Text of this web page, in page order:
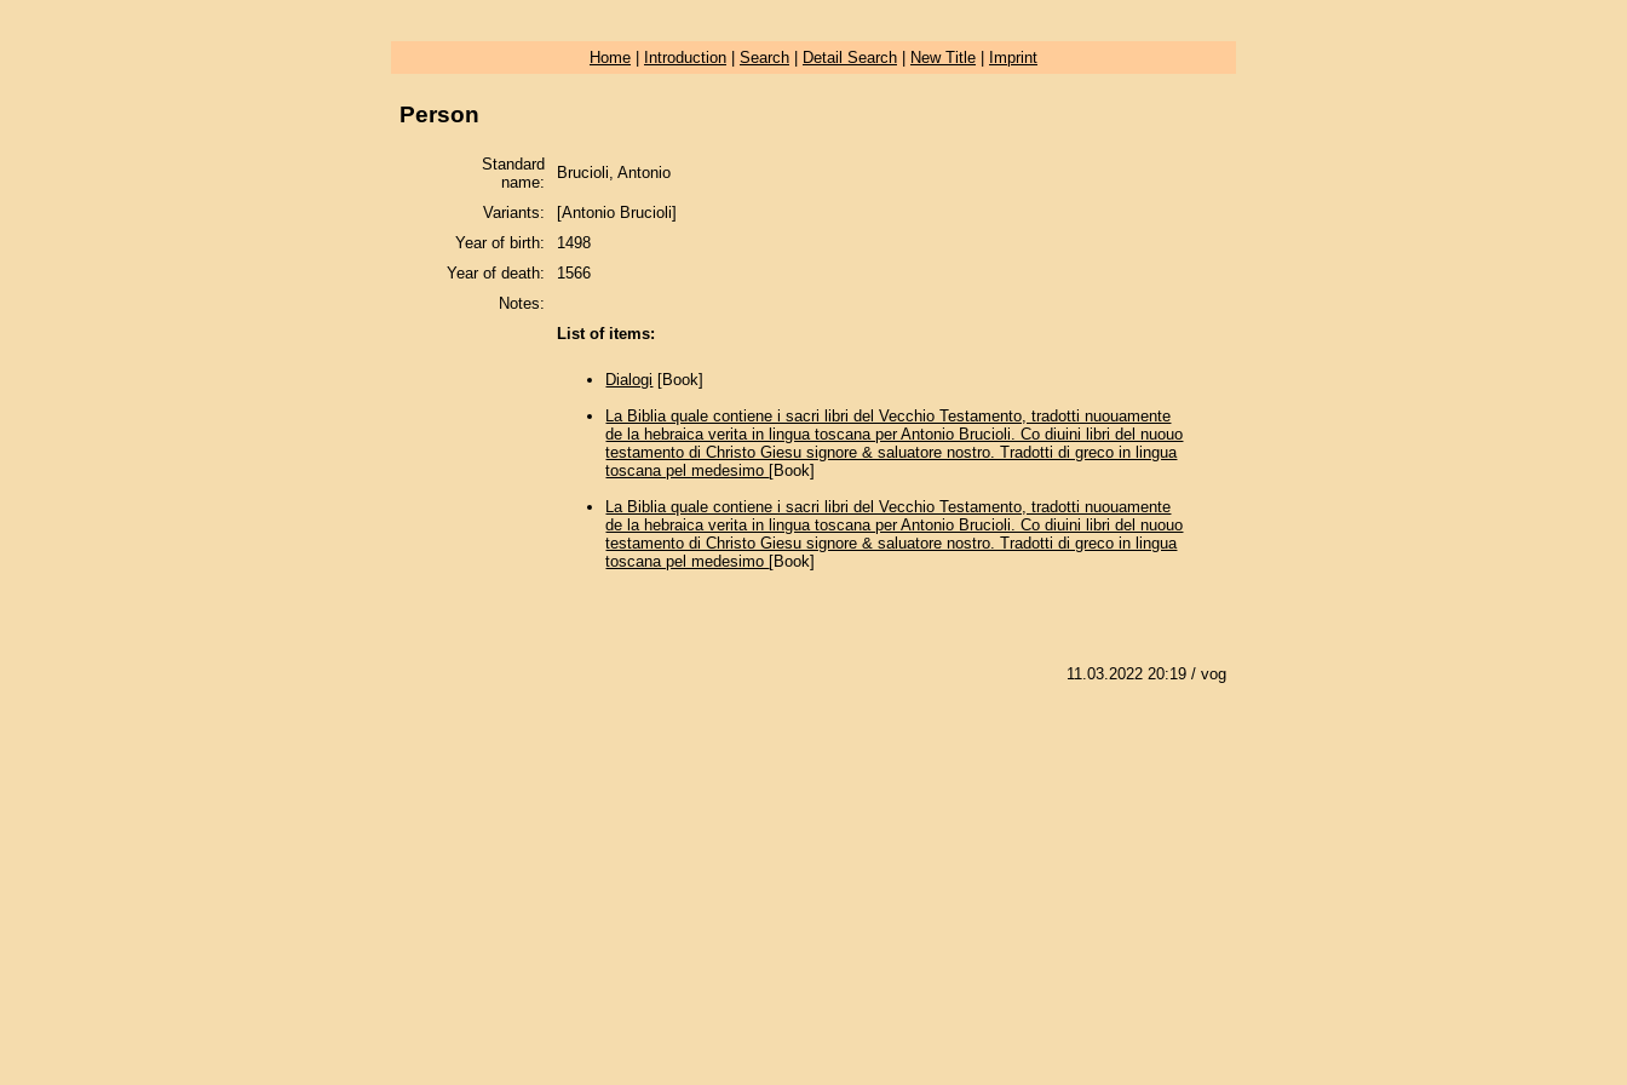
Home| Introduction| Search| Detail Search| New Title| Imprint
Person
Standard
name:
Brucioli, Antonio
Variants:
[Antonio Brucioli]
Year of birth:
1498
Year of death:
1566
Notes:
List of items:
Dialogi [Book]
La Biblia quale contiene i sacri libri del Vecchio Testamento, tradotti nuouamente
de la hebraica verita in lingua toscana per Antonio Brucioli. Co diuini libri del nuouo
testamento di Christo Giesu signore & saluatore nostro. Tradotti di greco in lingua
toscana pel medesimo [Book]
La Biblia quale contiene i sacri libri del Vecchio Testamento, tradotti nuouamente
de la hebraica verita in lingua toscana per Antonio Brucioli. Co diuini libri del nuouo
testamento di Christo Giesu signore & saluatore nostro. Tradotti di greco in lingua
toscana pel medesimo [Book]
11.03.2022 20:19/ vog